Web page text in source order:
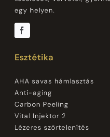
egy helyen.
Esztétika
AHA savas hámlasztás
Anti-aging
Carbon Peeling
Vital Injektor 2
Lézeres szőrtelenítés